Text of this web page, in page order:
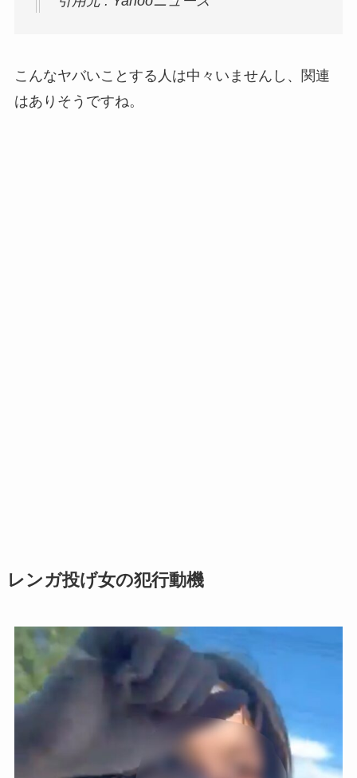
こんなヤバいことする人は中々いませんし、関連
はありそうですね。
レンガ投げ女の犯行動機